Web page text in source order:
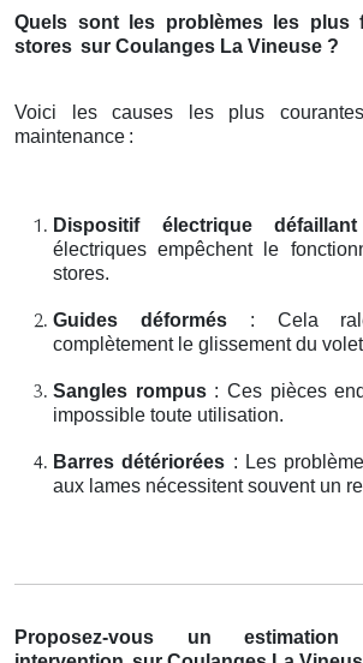
Quels sont les problèmes les plus
stores sur Coulanges La Vineuse ?
Voici les causes les plus
maintenance :
Dispositif électrique défaillant
électriques empêchent le
stores.
Guides déformés: Cela
complètement le glissement du
Sangles rompus: Ces pièces
impossible toute utilisation.
Barres détériorées : Les
aux lames nécessitent souvent un
Proposez-vous un